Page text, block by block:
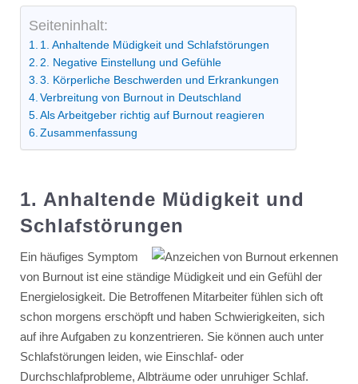
Seiteninhalt:
1. Anhaltende Müdigkeit und Schlafstörungen
2. Negative Einstellung und Gefühle
3. Körperliche Beschwerden und Erkrankungen
Verbreitung von Burnout in Deutschland
Als Arbeitgeber richtig auf Burnout reagieren
Zusammenfassung
1. Anhaltende Müdigkeit und
Schlafstörungen
Ein häufiges Symptom
von Burnout ist eine ständige Müdigkeit und ein Gefühl der
Energielosigkeit. Die Betroffenen Mitarbeiter fühlen sich oft
schon morgens erschöpft und haben Schwierigkeiten, sich
auf ihre Aufgaben zu konzentrieren. Sie können auch unter
Schlafstörungen leiden, wie Einschlaf- oder
Durchschlafprobleme, Albträume oder unruhiger Schlaf.